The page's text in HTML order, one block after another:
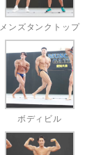
メンズタンクトップ
ボディビル